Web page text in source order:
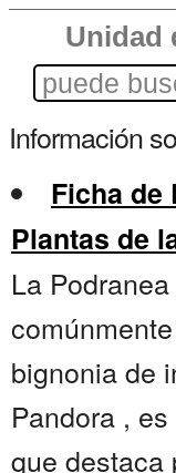
Unidad
Información
Ficha de
Plantas de
La
bignonia de
Pandora ,
que destaca